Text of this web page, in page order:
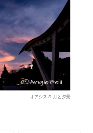
オアシス21 月と夕景